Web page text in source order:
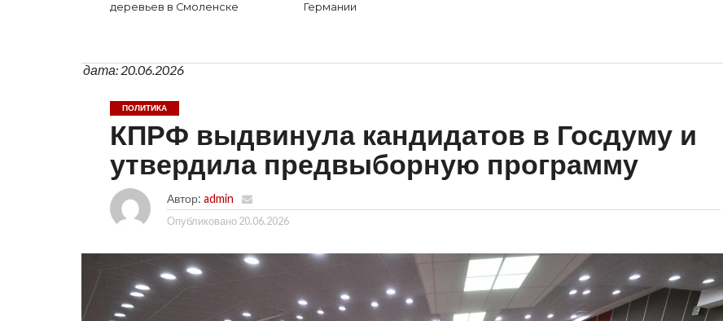
деревьев в Смоленске
Германии
дата: 20.06.2026
ПОЛИТИКА
КПРФ выдвинула кандидатов в Госдуму и
утвердила предвыборную программу
Автор: admin
Опубликовано 20.06.2026